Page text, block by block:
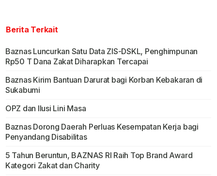
Berita Terkait
Baznas Luncurkan Satu Data ZIS-DSKL, Penghimpunan
Rp50 T Dana Zakat Diharapkan Tercapai
Baznas Kirim Bantuan Darurat bagi Korban Kebakaran di
Sukabumi
OPZ dan Ilusi Lini Masa
Baznas Dorong Daerah Perluas Kesempatan Kerja bagi
Penyandang Disabilitas
5 Tahun Beruntun, BAZNAS RI Raih Top Brand Award
Kategori Zakat dan Charity